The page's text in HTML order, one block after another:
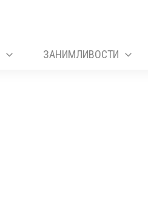
ЗАНИМЛИВОСТИ